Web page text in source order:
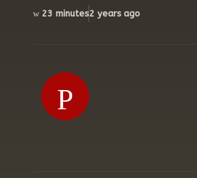
23 minutes2 years ago